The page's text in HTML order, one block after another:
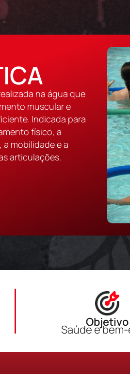
na água que
muscular e
Indicada para
físico, a
mobilidade e a
articulações.
Objetivo
Saúde e